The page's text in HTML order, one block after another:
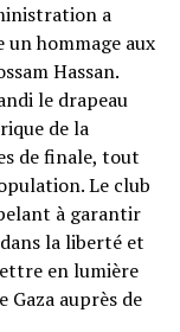
a
hommage aux
Hassan.
le drapeau
de la
de finale, tout
Le club
à garantir
la liberté et
en lumière
Gaza auprès de